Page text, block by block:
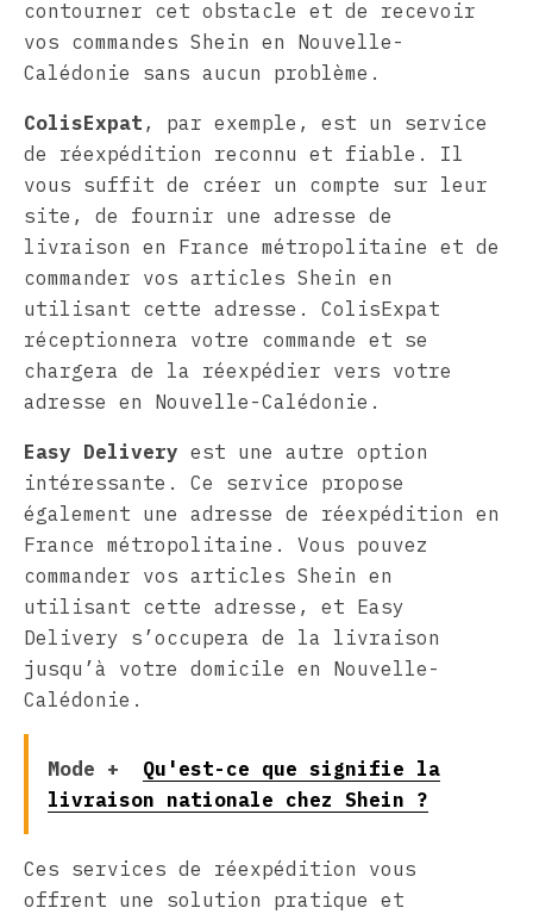
contourner cet obstacle et de recevoir
vos commandes Shein en Nouvelle-
Calédonie sans aucun problème.
ColisExpat , par exemple, est un service
de réexpédition reconnu et fiable. Il
vous suffit de créer un compte sur leur
site, de fournir une adresse de
livraison en France métropolitaine et de
commander vos articles Shein en
utilisant cette adresse. ColisExpat
réceptionnera votre commande et se
chargera de la réexpédier vers votre
adresse en Nouvelle-Calédonie.
Easy Delivery est une autre option
intéressante. Ce service propose
également une adresse de réexpédition en
France métropolitaine. Vous pouvez
commander vos articles Shein en
utilisant cette adresse, et Easy
Delivery s’occupera de la livraison
jusqu’à votre domicile en Nouvelle-
Calédonie.
Mode +
Qu'est-ce que signifie la
livraison nationale chez Shein ?
Ces services de réexpédition vous
offrent une solution pratique et